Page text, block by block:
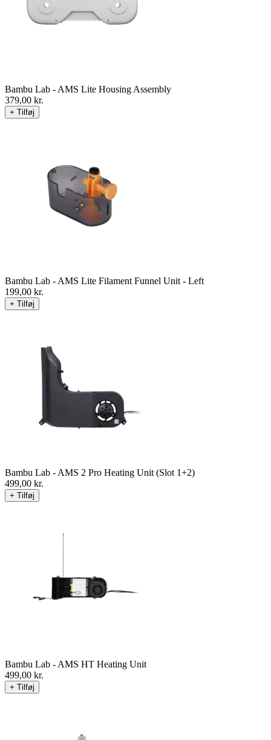
Bambu Lab - AMS Lite Housing Assembly
379,00 kr.
+ Tilføj
Bambu Lab - AMS Lite Filament Funnel Unit - Left
199,00 kr.
+ Tilføj
Bambu Lab - AMS 2 Pro Heating Unit (Slot 1+2)
499,00 kr.
+ Tilføj
Bambu Lab - AMS HT Heating Unit
499,00 kr.
+ Tilføj